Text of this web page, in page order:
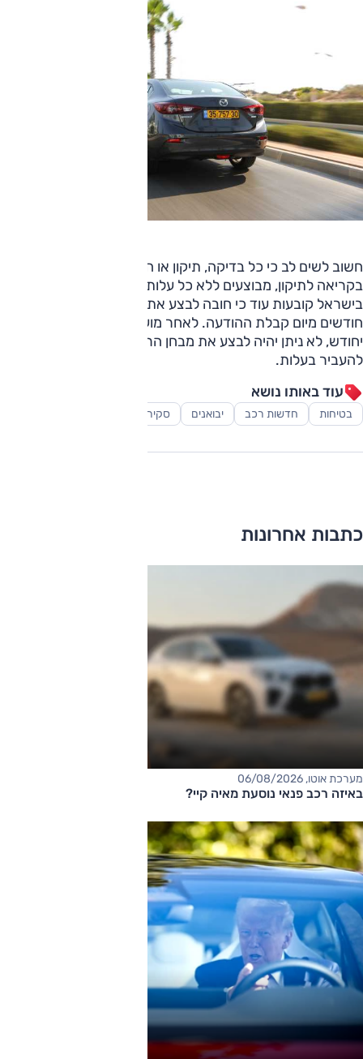
חשוב לשים לב כי כל בדיקה, תיקון או החלפת חלק הנכללים
בקריאה לתיקון, מבוצעים ללא כל עלות מצד בעל הרכב. התקנות
בישראל קובעות עוד כי חובה לבצע את התיקון בתוך שישה
חודשים מיום קבלת ההודעה. לאחר מועד זה רישיון הרכב לא
יחודש, לא ניתן יהיה לבצע את מבחן הרישוי השנתי ("טסט") או
להעביר בעלות.
עוד באותו נושא
בטיחות חדשות רכב יבואנים סקירות
כתבות אחרונות
מערכת אוטו, 06/08/2026
באיזה רכב פנאי נוסעת מאיה קיי?